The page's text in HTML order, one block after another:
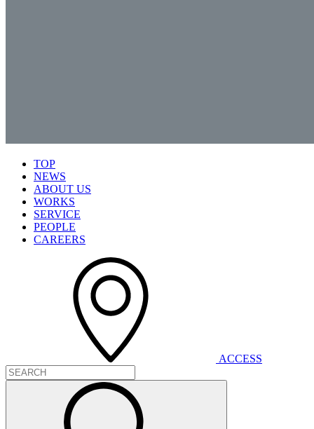
TOP
NEWS
ABOUT US
WORKS
SERVICE
PEOPLE
CAREERS
ACCESS